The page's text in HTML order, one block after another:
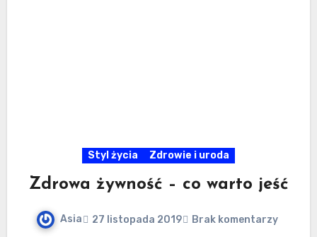
Styl życia Zdrowie i uroda
Zdrowa żywność – co warto jeść
Asia 27 listopada 2019 Brak komentarzy